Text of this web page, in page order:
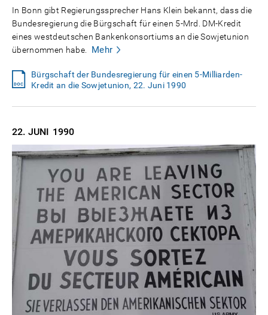
In Bonn gibt Regierungssprecher Hans Klein bekannt, dass die
Bundesregierung die Bürgschaft für einen 5-Mrd. DM-Kredit
eines westdeutschen Bankenkonsortiums an die Sowjetunion
übernommen habe.
Mehr
Bürgschaft der Bundesregierung für einen 5-Milliarden-
Kredit an die Sowjetunion, 22. Juni 1990
22. JUNI 1990